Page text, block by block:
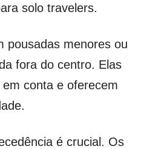
solo travelers.
pousadas menores ou
fora do centro. Elas
conta e oferecem
é crucial. Os